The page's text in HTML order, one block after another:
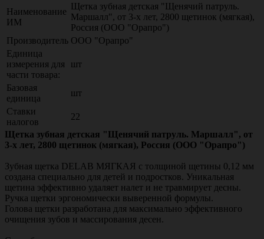
Наименование
ИМ
Щетка зубная детская "Щенячий патруль.
Маршалл", от 3-х лет, 2800 щетинок (мягкая),
Россия (ООО "Орапро")
Производитель ООО "Орапро"
Единица
измерения для
части товара:
шт
Базовая
единица
шт
Ставки
налогов
22
Щетка зубная детская "Щенячий патруль. Маршалл", от
3-х лет, 2800 щетинок (мягкая), Россия (ООО "Орапро")
Зубная щетка DELAB МЯГКАЯ с толщиной щетины 0,12 мм
создана специально для детей и подростков. Уникальная
щетина эффективно удаляет налет и не травмирует десны.
Ручка щетки эргономически выверенной формулы.
Голова щетки разработана для максимально эффективного
очищения зубов и массирования десен.